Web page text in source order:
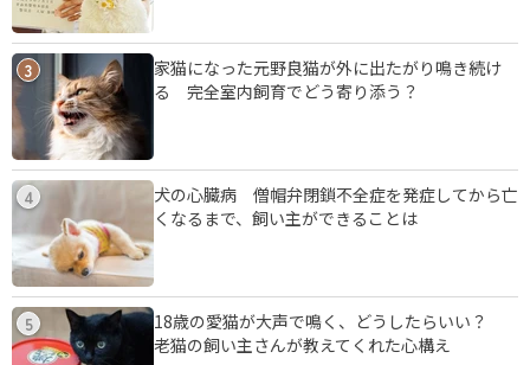
3
家猫になった元野良猫が外に出たがり鳴き続け
る 完全室内飼育でどう寄り添う？
4
犬の心臓病 僧帽弁閉鎖不全症を発症してから亡
くなるまで、飼い主ができることは
5
18歳の愛猫が大声で鳴く、どうしたらいい？
老猫の飼い主さんが教えてくれた心構え